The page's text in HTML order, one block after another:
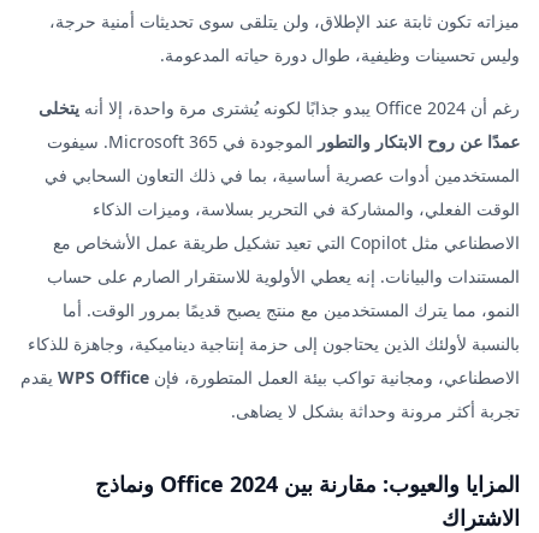
ميزاته تكون ثابتة عند الإطلاق، ولن يتلقى سوى تحديثات أمنية حرجة،
وليس تحسينات وظيفية، طوال دورة حياته المدعومة.
رغم أن Office 2024 يبدو جذابًا لكونه يُشترى مرة واحدة، إلا أنه
يتخلى
عمدًا عن روح الابتكار والتطور
الموجودة في Microsoft 365. سيفوت
المستخدمين أدوات عصرية أساسية، بما في ذلك التعاون السحابي في
الوقت الفعلي، والمشاركة في التحرير بسلاسة، وميزات الذكاء
الاصطناعي مثل Copilot التي تعيد تشكيل طريقة عمل الأشخاص مع
المستندات والبيانات. إنه يعطي الأولوية للاستقرار الصارم على حساب
النمو، مما يترك المستخدمين مع منتج يصبح قديمًا بمرور الوقت. أما
بالنسبة لأولئك الذين يحتاجون إلى حزمة إنتاجية ديناميكية، وجاهزة للذكاء
الاصطناعي، ومجانية تواكب بيئة العمل المتطورة، فإن WPS Office يقدم
تجربة أكثر مرونة وحداثة بشكل لا يضاهى.
المزايا والعيوب: مقارنة بين Office 2024 ونماذج
الاشتراك